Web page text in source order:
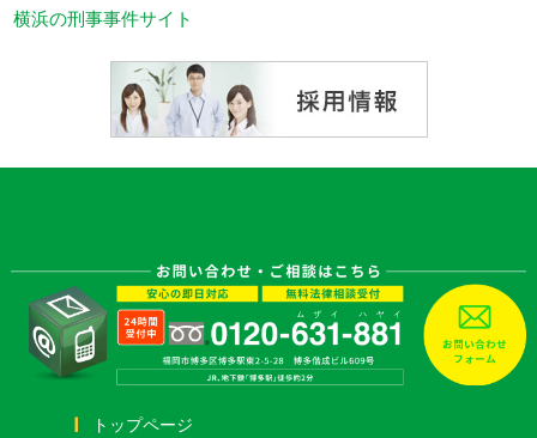
横浜の刑事事件サイト
トップページ